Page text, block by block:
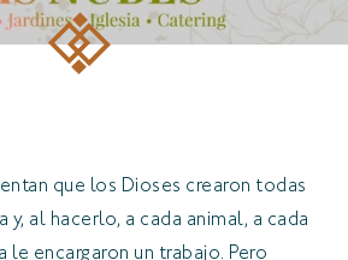
que los Dioses crearon todas
y, al hacerlo, a cada animal, a cada
le encargaron un trabajo. Pero